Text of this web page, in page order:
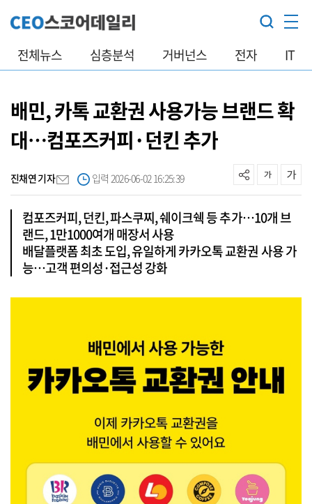
전체뉴스 심층분석 거버넌스 전자 IT
배민, 카톡 교환권 사용가능 브랜드 확
대…컴포즈커피·던킨 추가
진채연 기자 입력 2026-06-02 16:25:39
컴포즈커피, 던킨, 파스쿠찌, 쉐이크쉑 등 추가…10개 브
랜드, 1만1000여개 매장서 사용
배달플랫폼 최초 도입, 유일하게 카카오톡 교환권 사용 가
능…고객 편의성·접근성 강화